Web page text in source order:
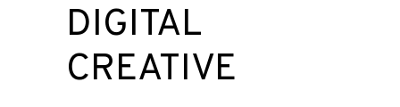
DIGITAL
CREATIVE